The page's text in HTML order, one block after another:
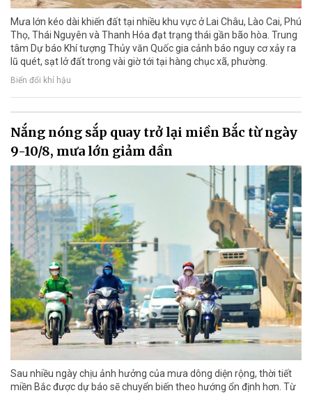
Mưa lớn kéo dài khiến đất tại nhiều khu vực ở Lai Châu, Lào Cai, Phú
Thọ, Thái Nguyên và Thanh Hóa đạt trạng thái gần bão hòa. Trung
tâm Dự báo Khí tượng Thủy văn Quốc gia cảnh báo nguy cơ xảy ra
lũ quét, sạt lở đất trong vài giờ tới tại hàng chục xã, phường.
Biến đổi khí hậu
Nắng nóng sắp quay trở lại miền Bắc từ ngày
9-10/8, mưa lớn giảm dần
Sau nhiều ngày chịu ảnh hưởng của mưa dông diện rộng, thời tiết
miền Bắc được dự báo sẽ chuyển biến theo hướng ổn định hơn. Từ